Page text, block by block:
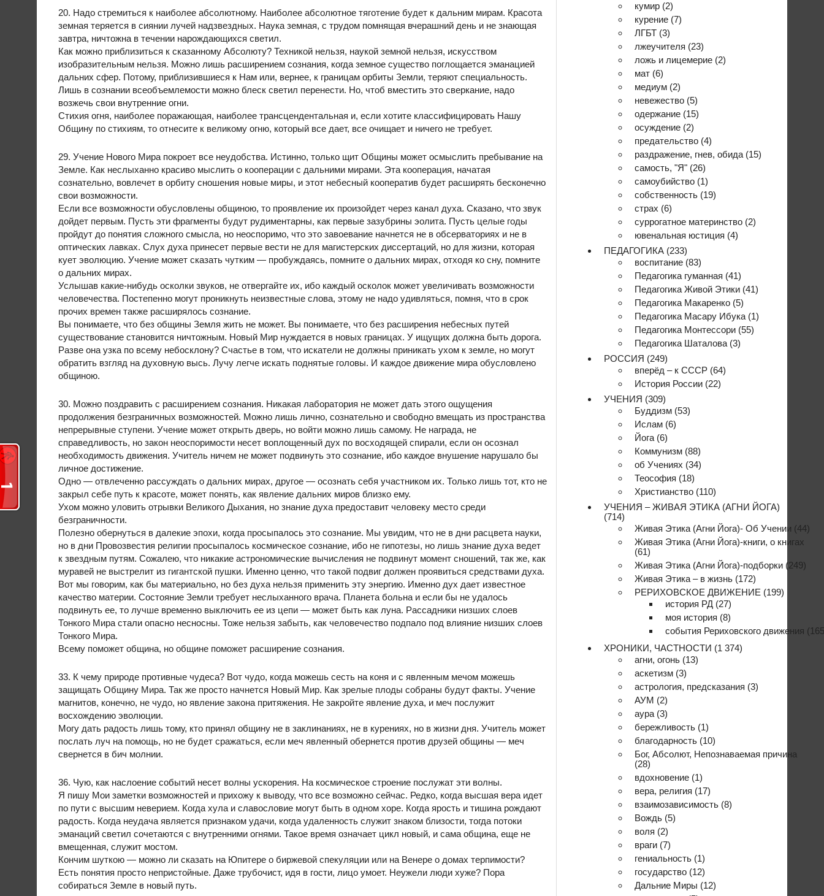
20. Надо стремиться к наиболее абсолютному. Наиболее абсолютное тяготение будет к дальним мирам. Красота
земная теряется в сиянии лучей надзвездных. Наука земная, с трудом помнящая вчерашний день и не знающая
завтра, ничтожна в течении нарождающихся светил.
Как можно приблизиться к сказанному Абсолюту? Техникой нельзя, наукой земной нельзя, искусством
изобразительным нельзя. Можно лишь расширением сознания, когда земное существо поглощается эманацией
дальних сфер. Потому, приблизившиеся к Нам или, вернее, к границам орбиты Земли, теряют специальность.
Лишь в сознании всеобъемлемости можно блеск светил перенести. Но, чтоб вместить это сверкание, надо
возжечь свои внутренние огни.
Стихия огня, наиболее поражающая, наиболее трансцендентальная и, если хотите классифицировать Нашу
Общину по стихиям, то отнесите к великому огню, который все дает, все очищает и ничего не требует.
29. Учение Нового Мира покроет все неудобства. Истинно, только щит Общины может осмыслить пребывание на
Земле. Как неслыханно красиво мыслить о кооперации с дальними мирами. Эта кооперация, начатая
сознательно, вовлечет в орбиту сношения новые миры, и этот небесный кооператив будет расширять бесконечно
свои возможности.
Если все возможности обусловлены общиною, то проявление их произойдет через канал духа. Сказано, что звук
дойдет первым. Пусть эти фрагменты будут рудиментарны, как первые зазубрины эолита. Пусть целые годы
пройдут до понятия сложного смысла, но неоспоримо, что это завоевание начнется не в обсерваториях и не в
оптических лавках. Слух духа принесет первые вести не для магистерских диссертаций, но для жизни, которая
кует эволюцию. Учение может сказать чутким — пробуждаясь, помните о дальних мирах, отходя ко сну, помните
о дальних мирах.
Услышав какие-нибудь осколки звуков, не отвергайте их, ибо каждый осколок может увеличивать возможности
человечества. Постепенно могут проникнуть неизвестные слова, этому не надо удивляться, помня, что в срок
прочих времен также расширялось сознание.
Вы понимаете, что без общины Земля жить не может. Вы понимаете, что без расширения небесных путей
существование становится ничтожным. Новый Мир нуждается в новых границах. У ищущих должна быть дорога.
Разве она узка по всему небосклону? Счастье в том, что искатели не должны приникать ухом к земле, но могут
обратить взгляд на духовную высь. Лучу легче искать поднятые головы. И каждое движение мира обусловлено
общиною.
30. Можно поздравить с расширением сознания. Никакая лаборатория не может дать этого ощущения
продолжения безграничных возможностей. Можно лишь лично, сознательно и свободно вмещать из пространства
непрерывные ступени. Учение может открыть дверь, но войти можно лишь самому. Не награда, не
справедливость, но закон неоспоримости несет воплощенный дух по восходящей спирали, если он осознал
необходимость движения. Учитель ничем не может подвинуть это сознание, ибо каждое внушение нарушало бы
личное достижение.
Одно — отвлеченно рассуждать о дальних мирах, другое — осознать себя участником их. Только лишь тот, кто не
закрыл себе путь к красоте, может понять, как явление дальних миров близко ему.
Ухом можно уловить отрывки Великого Дыхания, но знание духа предоставит человеку место среди
безграничности.
Полезно обернуться в далекие эпохи, когда просыпалось это сознание. Мы увидим, что не в дни расцвета науки,
но в дни Провозвестия религии просыпалось космическое сознание, ибо не гипотезы, но лишь знание духа ведет
к звездным путям. Сожалею, что никакие астрономические вычисления не подвинут момент сношений, так же, как
муравей не выстрелит из гигантской пушки. Именно ценно, что такой подвиг должен проявиться средствами духа.
Вот мы говорим, как бы материально, но без духа нельзя применить эту энергию. Именно дух дает известное
качество материи. Состояние Земли требует неслыханного врача. Планета больна и если бы не удалось
подвинуть ее, то лучше временно выключить ее из цепи — может быть как луна. Рассадники низших слоев
Тонкого Мира стали опасно несносны. Тоже нельзя забыть, как человечество подпало под влияние низших слоев
Тонкого Мира.
Всему поможет община, но общине поможет расширение сознания.
33. К чему природе противные чудеса? Вот чудо, когда можешь сесть на коня и с явленным мечом можешь
защищать Общину Мира. Так же просто начнется Новый Мир. Как зрелые плоды собраны будут факты. Учение
магнитов, конечно, не чудо, но явление закона притяжения. Не закройте явление духа, и меч послужит
восхождению эволюции.
Могу дать радость лишь тому, кто принял общину не в заклинаниях, не в курениях, но в жизни дня. Учитель может
послать луч на помощь, но не будет сражаться, если меч явленный обернется против друзей общины — меч
свернется в бич молнии.
36. Чую, как наслоение событий несет волны ускорения. На космическое строение послужат эти волны.
Я пишу Мои заметки возможностей и прихожу к выводу, что все возможно сейчас. Редко, когда высшая вера идет
по пути с высшим неверием. Когда хула и славословие могут быть в одном хоре. Когда ярость и тишина рождают
радость. Когда неудача является признаком удачи, когда удаленность служит знаком близости, тогда потоки
эманаций светил сочетаются с внутренними огнями. Такое время означает цикл новый, и сама община, еще не
вмещенная, служит мостом.
Кончим шуткою — можно ли сказать на Юпитере о биржевой спекуляции или на Венере о домах терпимости?
Есть понятия просто непристойные. Даже трубочист, идя в гости, лицо умоет. Неужели люди хуже? Пора
собираться Земле в новый путь.
кумир (2)
курение (7)
ЛГБТ (3)
лжеучителя (23)
ложь и лицемерие (2)
мат (6)
медиум (2)
невежество (5)
одержание (15)
осуждение (2)
предательство (4)
раздражение, гнев, обида (15)
самость, "Я" (26)
самоубийство (1)
собственность (19)
страх (6)
суррогатное материнство (2)
ювенальная юстиция (4)
ПЕДАГОГИКА (233)
воспитание (83)
Педагогика гуманная (41)
Педагогика Живой Этики (41)
Педагогика Макаренко (5)
Педагогика Масару Ибука (1)
Педагогика Монтессори (55)
Педагогика Шаталова (3)
РОССИЯ (249)
вперёд – к СССР (64)
История России (22)
УЧЕНИЯ (309)
Буддизм (53)
Ислам (6)
Йога (6)
Коммунизм (88)
об Учениях (34)
Теософия (18)
Христианство (110)
УЧЕНИЯ – ЖИВАЯ ЭТИКА (АГНИ ЙОГА)
(714)
Живая Этика (Агни Йога)- Об Учении (44)
Живая Этика (Агни Йога)-книги, о книгах
(61)
Живая Этика (Агни Йога)-подборки (249)
Живая Этика – в жизнь (172)
РЕРИХОВСКОЕ ДВИЖЕНИЕ (199)
история РД (27)
моя история (8)
события Рериховского движения
ХРОНИКИ, ЧАСТНОСТИ (1 374)
агни, огонь (13)
аскетизм (3)
астрология, предсказания (3)
АУМ (2)
аура (3)
бережливость (1)
благодарность (10)
Бог, Абсолют, Непознаваемая причина
(28)
вдохновение (1)
вера, религия (17)
взаимозависимость (8)
Вождь (5)
воля (2)
враги (7)
гениальность (1)
государство (12)
Дальние Миры (12)